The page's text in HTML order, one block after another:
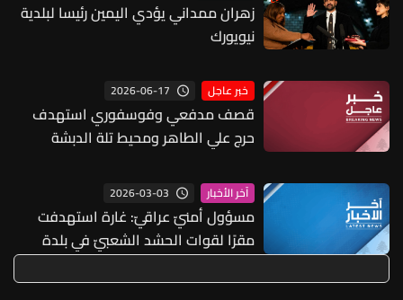
زهران ممداني يؤدي اليمين رئيسا لبلدية
نيويورك
خبر عاجل 2026-06-17
قصف مدفعي وفوسفوري استهدف
حرج علي الطاهر ومحيط تلة الدبشة
آخر الأخبار 2026-03-03
مسؤول أمنيّ عراقيّ: غارة استهدفت
مقرًا لقوات الحشد الشعبيّ في بلدة
جنوبي بغداد من دون تسجيل أيّ إصابات